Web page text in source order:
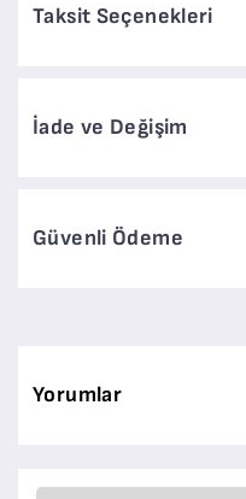
Taksit Seçenekleri
İade ve Değişim
Güvenli Ödeme
Yorumlar